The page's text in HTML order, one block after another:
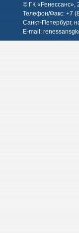
© ГК «Ренессанс»,
Телефон/Факс: +7
Санкт-Петербург,
E-mail: